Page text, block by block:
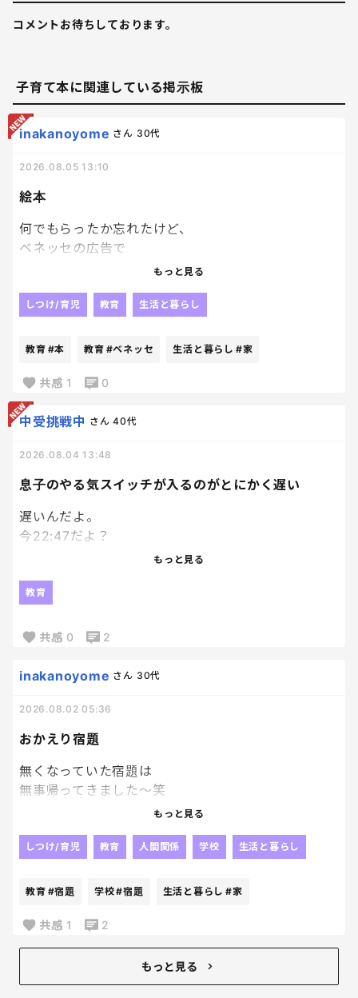
コメントお待ちしております。
子育て本に関連している掲示板
絵本
inakanoyome さん 30代
2026.08.05 13:10
何でもらったか忘れたけど、
ベネッセの広告で
どうせぺらっぺらの本が届くんだろうな、
絵本大好き人間の長男にと、
ちょっと想定外にちゃんとした本届いてびっくり。
笑
ていうか普通の本！
Ｗ抽選付のものだったんだけど、
あまりにちゃんとした本届いたから、
もっと見る
しつけ/育児 教育 生活と暮らし
教育 #本 教育 #ベネッセ 生活と暮らし #家
共感 1 0
息子のやる気スイッチが入るのがとにかく遅い
中受挑戦中 さん 40代
2026.08.04 13:48
遅いんだよ。
今22:47だよ？
エンジンかかり始めたのが22時過ぎってなんなん。
模試の解き直ししてるのはえらいよ！
って嬉しいよ！？
でもね、時間見て？
パワプロやってる場合ちゃうかったよね？
もっと見る
教育
共感 0 2
おかえり宿題
inakanoyome さん 30代
2026.08.02 05:36
無くなっていた宿題は
無事帰ってきました～笑
やっぱり人の「見た」とか
じゃないかなぁ～って思っていた通り、
2日後に
毎日荷物開けないパターンね！？笑
我が家ってましたようーーーー。笑
もっと見る
しつけ/育児 教育 人間関係 学校 生活と暮らし
教育 #宿題 学校#宿題 生活と暮らし #家
共感 1 2
もっと見る